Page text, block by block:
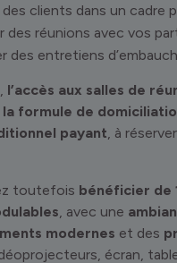
des clients dans un cadre
des réunions avec vos
des entretiens
l’accès aux salles de
la formule de
payant , à
toutefois bénéficier de
, avec une
modernes et des
écran,